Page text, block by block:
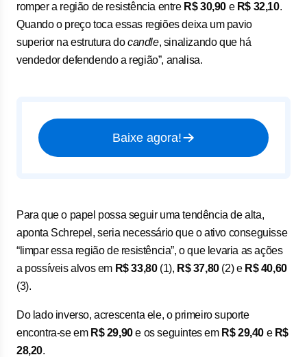
romper a região de resistência entre R$ 30,90 e R$ 32,10.
Quando o preço toca essas regiões deixa um pavio
superior na estrutura docandle, sinalizando que há
vendedor defendendo a região”, analisa.
Baixe agora!
Para que o papel possa seguir uma tendência de alta,
aponta Schrepel, seria necessário que o ativo conseguisse
“limpar essa região de resistência”, o que levaria as ações
a possíveis alvos em R$ 33,80(1), R$ 37,80(2) e R$ 40,60
(3).
Do lado inverso, acrescenta ele, o primeiro suporte
encontra-se em R$ 29,90e os seguintes em R$ 29,40 e R$
28,20.